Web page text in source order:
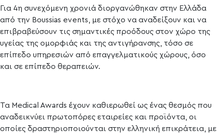
Για 4η συνεχόμενη χρονιά διοργανώθηκαν στην Ελλάδα
από την Boussias events, με στόχο να αναδείξουν και να
επιβραβεύσουν τις σημαντικές προόδους στον χώρο της
υγείας της ομορφιάς και της αντιγήρανσης, τόσο σε
επίπεδο υπηρεσιών από επαγγελματικούς χώρους, όσο
και σε επίπεδο θεραπειών.
Τα Medical Awards έχουν καθιερωθεί ως ένας θεσμός που
αναδεικνύει πρωτοπόρες εταιρείες και προϊόντα, οι
οποίες δραστηριοποιούνται στην ελληνική επικράτεια, με